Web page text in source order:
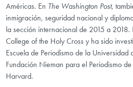
Américas. En The Washington Post,
inmigración, seguridad nacional y
la sección internacional de 2015 a 2018.
College of the Holy Cross y ha sido
Escuela de Periodismo de la Universidad
Fundación Nieman para el Periodismo
Harvard.